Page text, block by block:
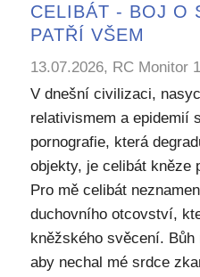
CELIBÁT - BOJ O
PATŘÍ VŠEM
13.07.2026, RC Monitor
V dnešní civilizaci,
relativismem a epidemií
pornografie, která
objekty, je celibát kněze
Pro mě celibát
duchovního otcovství,
kněžského svěcení. Bůh
aby nechal mé srdce